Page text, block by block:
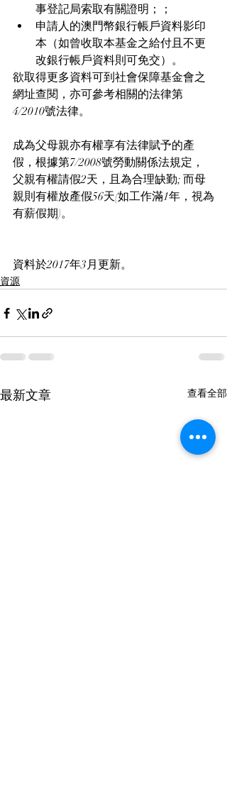
事登記局索取有關證明；；
申請人的澳門幣銀行帳戶資料影印
本（如曾收取本基金之給付且不更
改銀行帳戶資料則可免交）。
欲取得更多資料可到社會保障基金會之
網址查閱，亦可參考相關的法律第
4/2010號法律。
成為父母親亦有權享有法律賦予的產
假，根據第7/2008號勞動關係法規定，
父親有權請假2天，且為合理缺勤; 而母
親則有權放產假56天(如工作滿1年，視為
有薪假期)。
資料於2017年3月更新。
資源
最新文章 查看全部